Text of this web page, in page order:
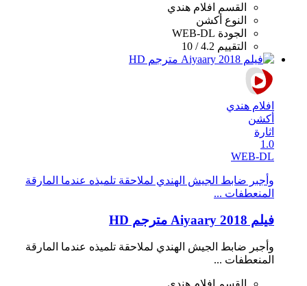
القسم
افلام هندي
النوع أكشن
الجودة WEB-DL
التقييم 4.2 / 10
افلام هندي
أكشن
اثارة
1.0
WEB-DL
وأجبر ضابط الجيش الهندي لملاحقة تلميذه عندما المارقة
المنعطفات ...
فيلم Aiyaary 2018 مترجم HD
وأجبر ضابط الجيش الهندي لملاحقة تلميذه عندما المارقة
المنعطفات ...